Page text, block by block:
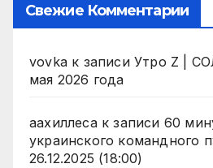
Свежие Комментарии
vovka к записи Утро Z |
мая 2026 года
аахиллесак записи 60
украинского командного
26.12.2025 (18:00)